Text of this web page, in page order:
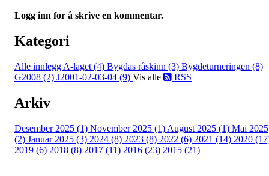
Logg inn for å skrive en kommentar.
Kategori
Alle innlegg A-laget (4) Bygdas råskinn (3) Bygdeturneringen (8)
G2008 (2) J2001-02-03-04 (9) Vis alle RSS
Arkiv
Desember 2025 (1) November 2025 (1) August 2025 (1) Mai 2025
(2) Januar 2025 (3) 2024 (8) 2023 (8) 2022 (6) 2021 (14) 2020
2019 (6) 2018 (8) 2017 (11) 2016 (23) 2015 (21)